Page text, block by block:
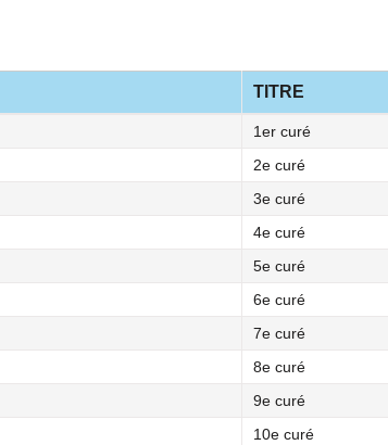
TITRE
1er curé
2e curé
3e curé
4e curé
5e curé
6e curé
7e curé
8e curé
9e curé
10e curé